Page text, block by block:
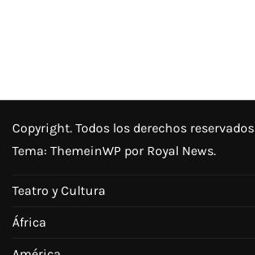
Copyright. Todos los derechos reservados
Tema: ThemeinWP por Royal News.
Teatro y Cultura
África